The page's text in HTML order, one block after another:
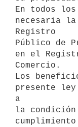
En todos
necesaria
Registro
Público de
en el
Comercio.
Los
presente ley
a
la